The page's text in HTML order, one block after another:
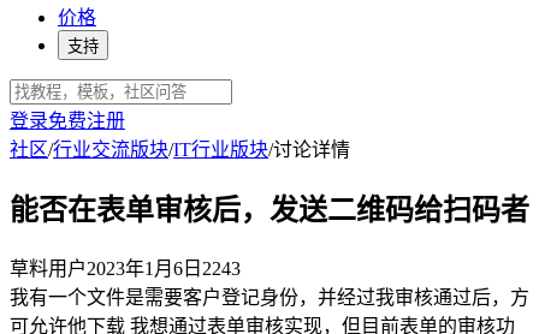
价格
支持
登录免费注册
社区/行业交流版块/IT行业版块/讨论详情
能否在表单审核后，发送二维码给扫码者
草料用户2023年1月6日 2243
我有一个文件是需要客户登记身份，并经过我审核通过后，方
可允许他下载 我想通过表单审核实现，但目前表单的审核功